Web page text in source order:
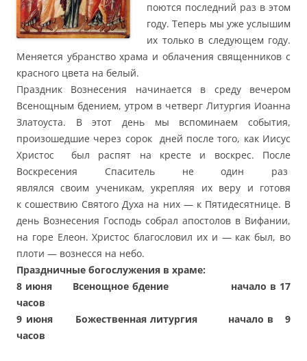
поются последний раз в этом
году. Теперь мы уже услышим
их только в следующем году.
Меняется убранство храма и облачения священников с
красного цвета на белый.
Праздник Вознесения начинается в среду вечером
Всенощным бдением, утром в четверг Литургия Иоанна
Златоуста. В этот день мы вспоминаем события,
произошедшие через сорок дней после того, как Иисус
Христос был распят на кресте и воскрес. После
Воскресения Спаситель не один раз
являлся своим ученикам, укрепляя их веру и готовя
к сошествию Святого Духа на них — к Пятидесятнице. В
день Вознесения Господь собрал апостолов в Вифании,
на горе Елеон. Христос благословил их и — как был, во
плоти — вознесся на небо.
Праздничные богослужения в храме:
8 июня Всенощное бдение начало в 17
часов
9 июня Божественная литургия начало в 9
часов